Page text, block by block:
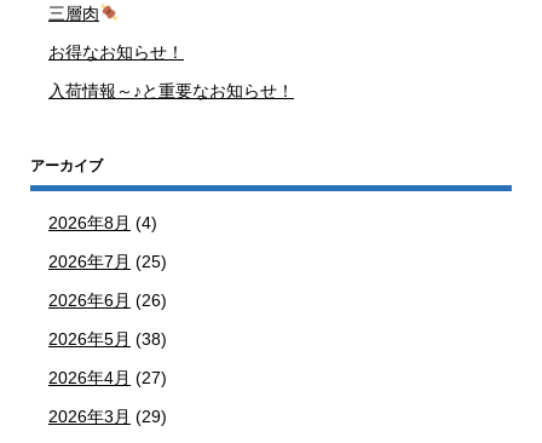
三層肉
お得なお知らせ！
入荷情報～♪と重要なお知らせ！
アーカイブ
2026年8月 (4)
2026年7月 (25)
2026年6月 (26)
2026年5月 (38)
2026年4月 (27)
2026年3月 (29)